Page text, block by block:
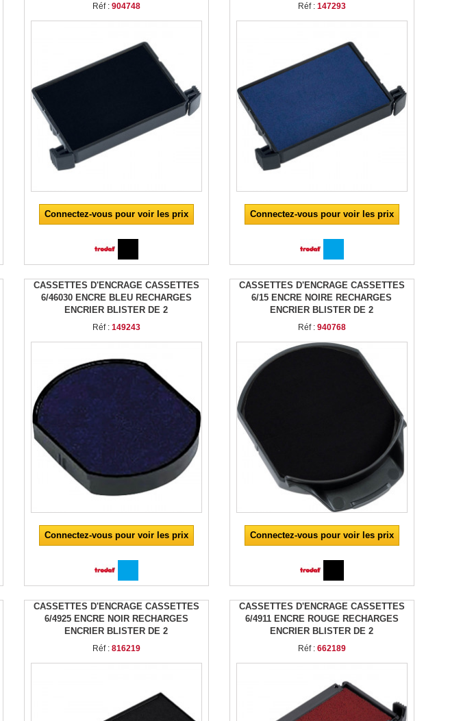
Réf : 904748
Connectez-vous pour voir les prix
Réf : 147293
Connectez-vous pour voir les prix
CASSETTES D'ENCRAGE CASSETTES
6/46030 ENCRE BLEU RECHARGES
ENCRIER BLISTER DE 2
Réf : 149243
Connectez-vous pour voir les prix
CASSETTES D'ENCRAGE CASSETTES
6/15 ENCRE NOIRE RECHARGES
ENCRIER BLISTER DE 2
Réf : 940768
Connectez-vous pour voir les prix
CASSETTES D'ENCRAGE CASSETTES
6/4925 ENCRE NOIR RECHARGES
ENCRIER BLISTER DE 2
Réf : 816219
CASSETTES D'ENCRAGE CASSETTES
6/4911 ENCRE ROUGE RECHARGES
ENCRIER BLISTER DE 2
Réf : 662189